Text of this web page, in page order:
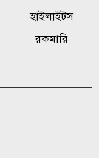
বিদ্যুৎকেন্দ্র
হাইলাইটস
রকমারি